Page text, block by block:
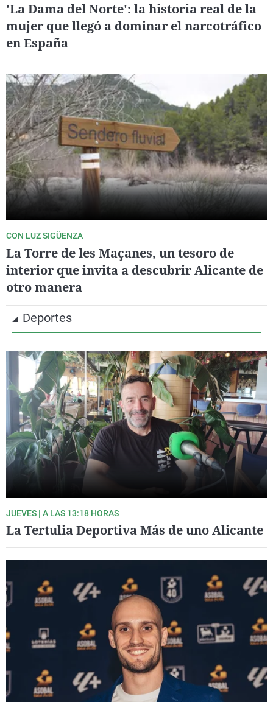
'La Dama del Norte': la historia real de la
mujer que llegó a dominar el narcotráfico
en España
CON LUZ SIGÜENZA
La Torre de les Maçanes, un tesoro de
interior que invita a descubrir Alicante de
otro manera
Deportes
JUEVES | A LAS 13:18 HORAS
La Tertulia Deportiva Más de uno Alicante